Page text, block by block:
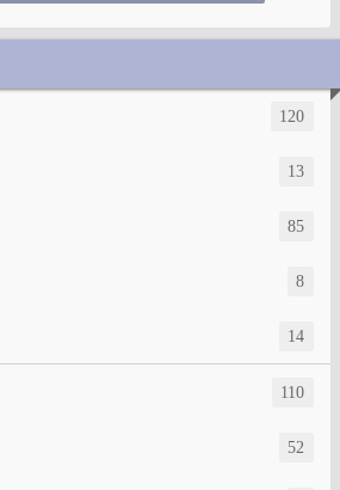
120
13
85
8
14
110
52